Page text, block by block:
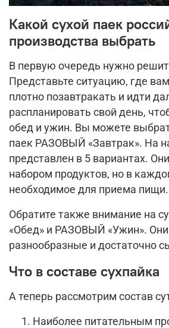
Какой сухой паек
производства выбрать
В первую очередь нужно
Представьте ситуацию, где
плотно позавтракать и идти
распланировать свой день,
обед и ужин. Вы можете
паек РАЗОВЫЙ «Завтрак». На
представлен в 5 вариантах.
набором продуктов, но в
необходимое для приема пищи.
Обратите также внимание на
«Обед» и РАЗОВЫЙ «Ужин».
разнообразные и достаточно
Что в составе сухпайка
А теперь рассмотрим состав
Наиболее питательным